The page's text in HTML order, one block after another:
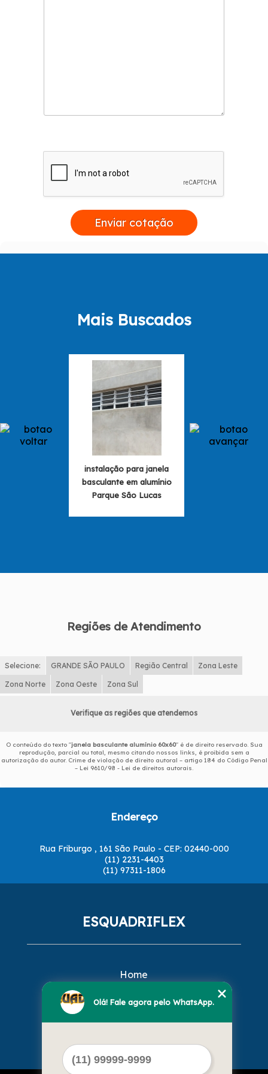
Enviar cotação
Mais Buscados
instalação para janela
basculante em alumínio
Parque São Lucas
Regiões de Atendimento
Selecione: GRANDE SÃO PAULO Região Central Zona Leste
Zona Norte Zona Oeste Zona Sul
Verifique as regiões que atendemos
O conteúdo do texto "janela basculante alumínio 60x60" é de direito reservado. Sua
reprodução, parcial ou total, mesmo citando nossos links, é proibida sem a
autorização do autor. Crime de violação de direito autoral – artigo 184 do Código Penal
– Lei 9610/98 - Lei de direitos autorais.
Endereço
Rua Friburgo , 161 São Paulo - CEP: 02440-000
(11) 2231-4403
(11) 97311-1806
ESQUADRIFLEX
Home
Missão
Serviços
Contato
Olá! Fale agora pelo WhatsApp.